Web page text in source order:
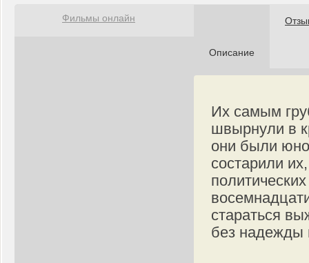
Описание
Их самым
швырнули в
они были
состарили
стараться
без надежды
Фильмы онлайн